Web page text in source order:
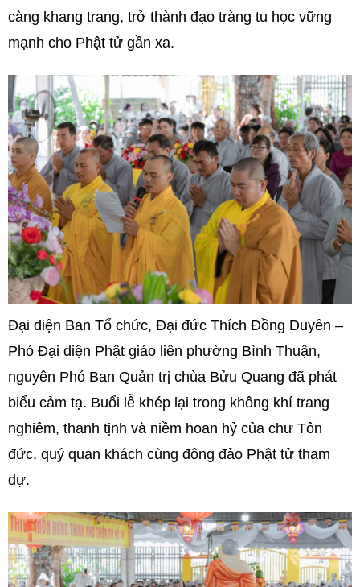
càng khang trang, trở thành đạo tràng tu học vững
mạnh cho Phật tử gần xa.
Đại diện Ban Tổ chức, Đại đức Thích Đồng Duyên –
Phó Đại diện Phật giáo liên phường Bình Thuận,
nguyên Phó Ban Quản trị chùa Bửu Quang đã phát
biểu cảm tạ. Buổi lễ khép lại trong không khí trang
nghiêm, thanh tịnh và niềm hoan hỷ của chư Tôn
đức, quý quan khách cùng đông đảo Phật tử tham
dự.